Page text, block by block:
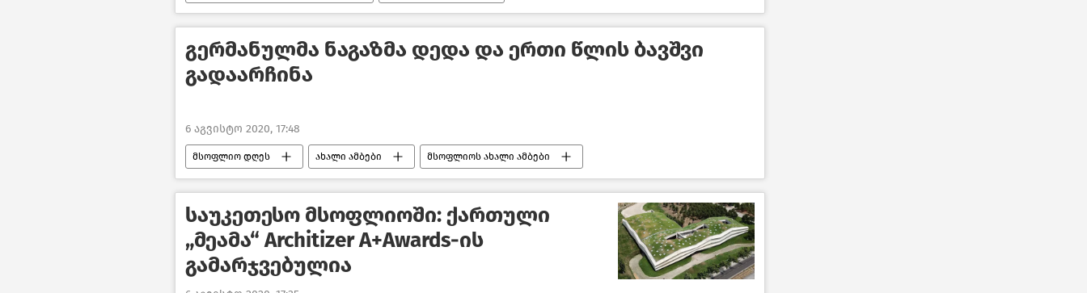
გერმანულმა ნაგაზმა დედა და ერთი წლის ბავშვი
გადაარჩინა
6 აგვისტო 2020, 17:48
მსოფლიო დღეს ახალი ამბები მსოფლიოს ახალი ამბები
საუკეთესო მსოფლიოში: ქართული
„მეამა“ Architizer A+Awards-ის
გამარჯვებულია